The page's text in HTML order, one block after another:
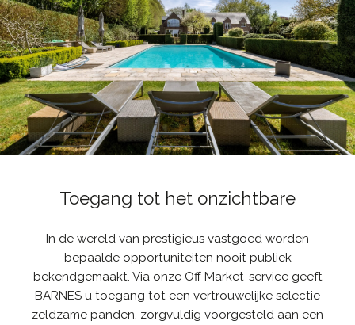
Toegang tot het onzichtbare
In de wereld van prestigieus vastgoed worden
bepaalde opportuniteiten nooit publiek
bekendgemaakt. Via onze Off Market-service geeft
BARNES u toegang tot een vertrouwelijke selectie
zeldzame panden, zorgvuldig voorgesteld aan een